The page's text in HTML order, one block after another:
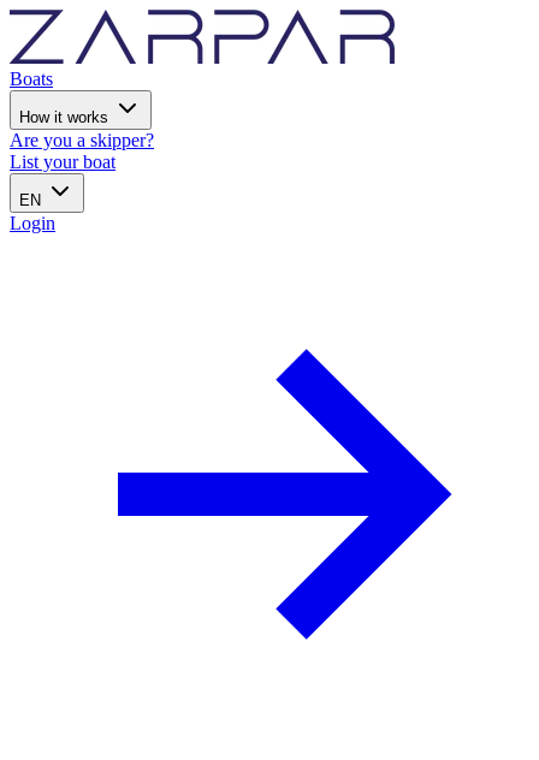
Boats
How it works
Are you a skipper?
List your boat
EN
Login